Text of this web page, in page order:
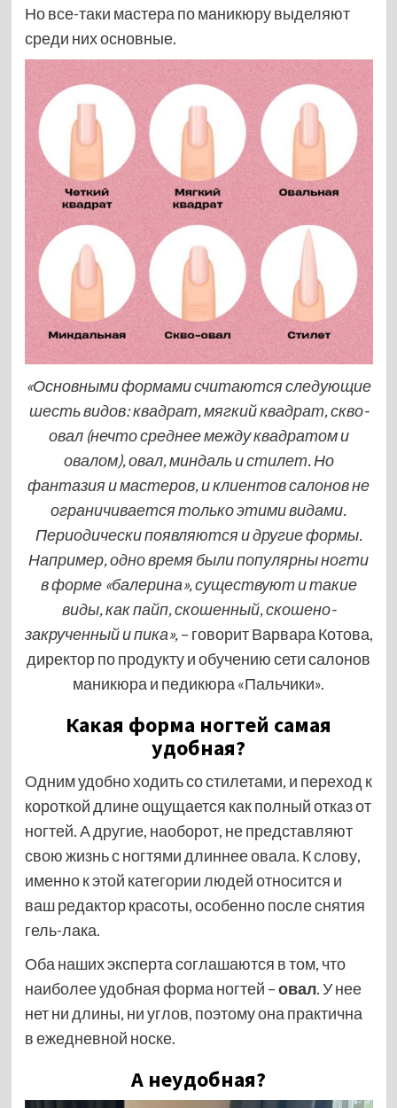
Но все-таки мастера по маникюру выделяют
среди них основные.
«Основными формами считаются следующие
шесть видов: квадрат, мягкий квадрат, скво-
овал (нечто среднее между квадратом и
овалом), овал, миндаль и стилет. Но
фантазия и мастеров, и клиентов салонов не
ограничивается только этими видами.
Периодически появляются и другие формы.
Например, одно время были популярны ногти
в форме «балерина», существуют и такие
виды, как пайп, скошенный, скошено-
закрученный и пика»,– говорит Варвара Котова,
директор по продукту и обучению сети салонов
маникюра и педикюра «Пальчики».
Какая форма ногтей самая
удобная?
Одним удобно ходить со стилетами, и переход к
короткой длине ощущается как полный отказ от
ногтей. А другие, наоборот, не представляют
свою жизнь с ногтями длиннее овала. К слову,
именно к этой категории людей относится и
ваш редактор красоты, особенно после снятия
гель-лака.
Оба наших эксперта соглашаются в том, что
наиболее удобная форма ногтей –овал. У нее
нет ни длины, ни углов, поэтому она практична
в ежедневной носке.
А неудобная?